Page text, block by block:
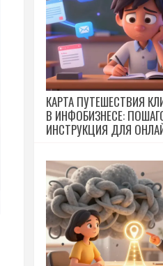
КАРТА ПУТЕШЕСТВИЯ
В ИНФОБИЗНЕСЕ:
ИНСТРУКЦИЯ ДЛЯ